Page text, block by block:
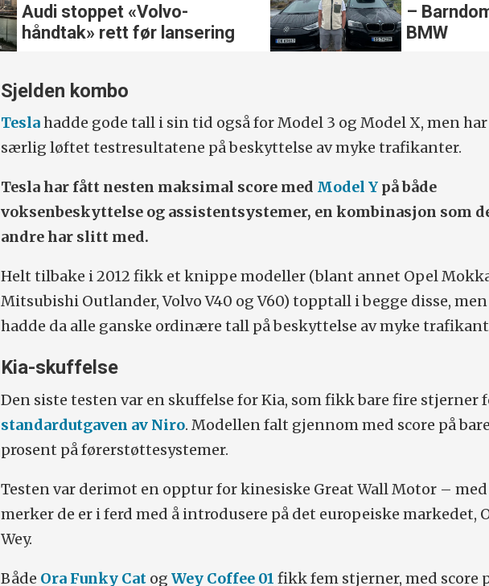
Audi stoppet «Volvo-
håndtak» rett før lansering
–
BMW
Sjelden kombo
Teslahadde gode tall i sin tid også for Model 3 og Model X, men
særlig løftet testresultatene på beskyttelse av myke trafikanter.
Tesla har fått nesten maksimal score med Model Y på både
voksenbeskyttelse og assistentsystemer, en kombinasjon som
andre har slitt med.
Helt tilbake i 2012 fikk et knippe modeller (blant annet Opel
Mitsubishi Outlander, Volvo V40 og V60) topptall i begge disse, men
hadde da alle ganske ordinære tall på beskyttelse av myke
Kia-skuffelse
Den siste testen var en skuffelse for Kia, som fikk bare fire stjerner
standardutgaven av Niro. Modellen falt gjennom med score på
prosent på førerstøttesystemer.
Testen var derimot en opptur for kinesiske Great Wall Motor –
merker de er i ferd med å introdusere på det europeiske markedet,
Wey.
Både Ora Funky Cat ogWey Coffee 01 fikk fem stjerner, med score